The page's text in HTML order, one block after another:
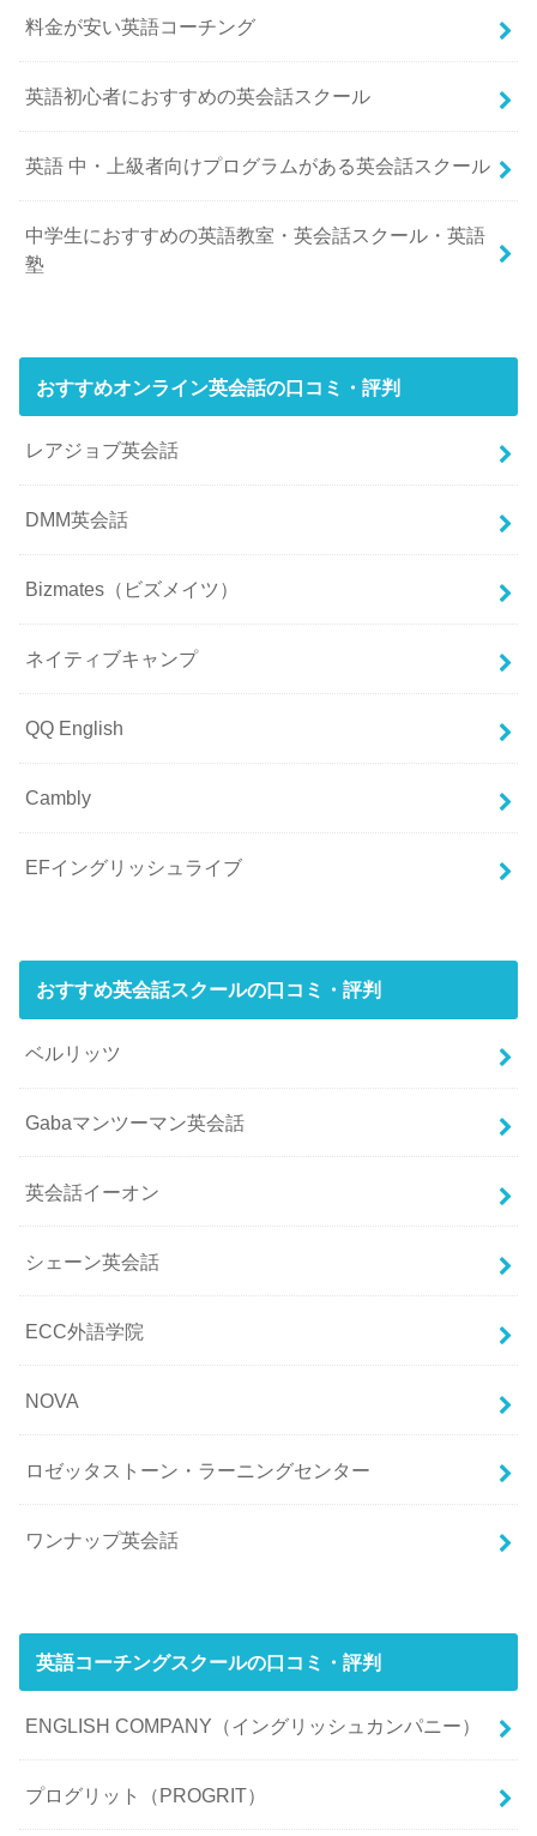
料金が安い英語コーチング
英語初心者におすすめの英会話スクール
英語 中・上級者向けプログラムがある英会話スクール
中学生におすすめの英語教室・英会話スクール・英語
塾
おすすめオンライン英会話の口コミ・評判
レアジョブ英会話
DMM英会話
Bizmates（ビズメイツ）
ネイティブキャンプ
QQ English
Cambly
EFイングリッシュライブ
おすすめ英会話スクールの口コミ・評判
ベルリッツ
Gabaマンツーマン英会話
英会話イーオン
シェーン英会話
ECC外語学院
NOVA
ロゼッタストーン・ラーニングセンター
ワンナップ英会話
英語コーチングスクールの口コミ・評判
ENGLISH COMPANY（イングリッシュカンパニー）
プログリット（PROGRIT）